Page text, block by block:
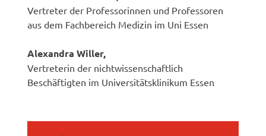
Vertreter der Professorinnen und Professoren
aus dem Fachbereich Medizin im Uni Essen
Alexandra Willer,
Vertreterin der nichtwissenschaftlich
Beschäftigten im Universitätsklinikum Essen